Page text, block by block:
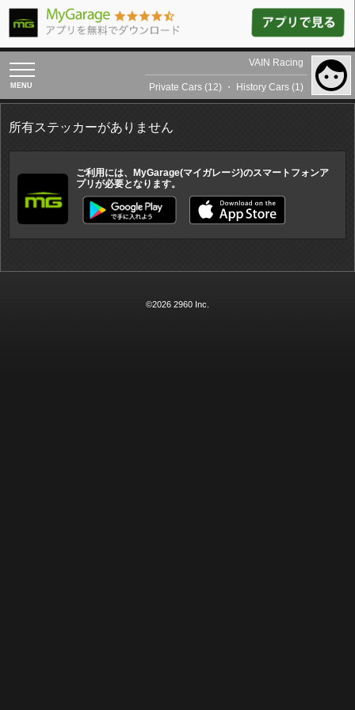
toggle
navigation
VAIN Racing
Private Cars (12) ・ History Cars (1)
所有ステッカーがありません
ご利用には、MyGarage(マイガレージ)のスマートフォンア
プリが必要となります。
©2026 2960 Inc.